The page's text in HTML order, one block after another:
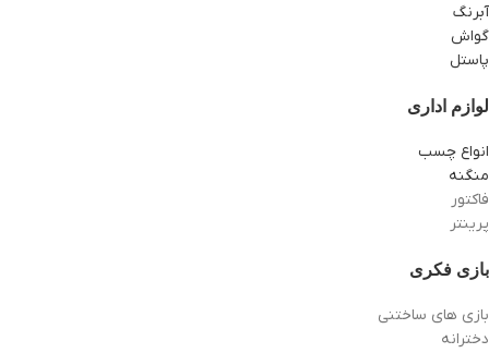
آبرنگ
گواش
پاستل
لوازم اداری
انواع چسب
منگنه
فاکتور
پرینتر
بازی فکری
بازی های ساختنی
دخترانه